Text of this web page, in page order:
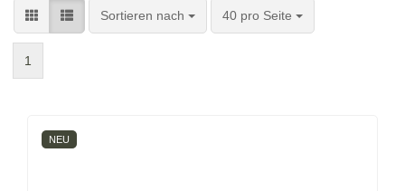
Sortieren nach
Sortieren nach 40 pro Seite
pro Seite
1
NEU